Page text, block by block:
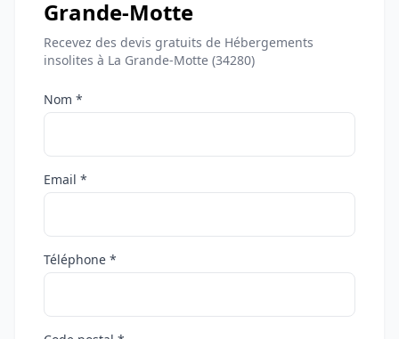
Grande-Motte
Recevez des devis gratuits de Hébergements
insolites à La Grande-Motte (34280)
Nom *
Email *
Téléphone *